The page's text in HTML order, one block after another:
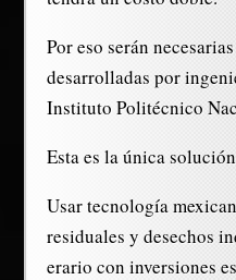
Por eso serán
desarrolladas por
Instituto Politécnico
Esta es la única
Usar tecnología
residuales y desechos
erario con inversiones